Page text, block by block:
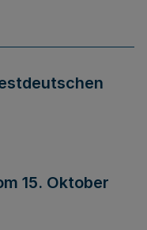
15. Oktober